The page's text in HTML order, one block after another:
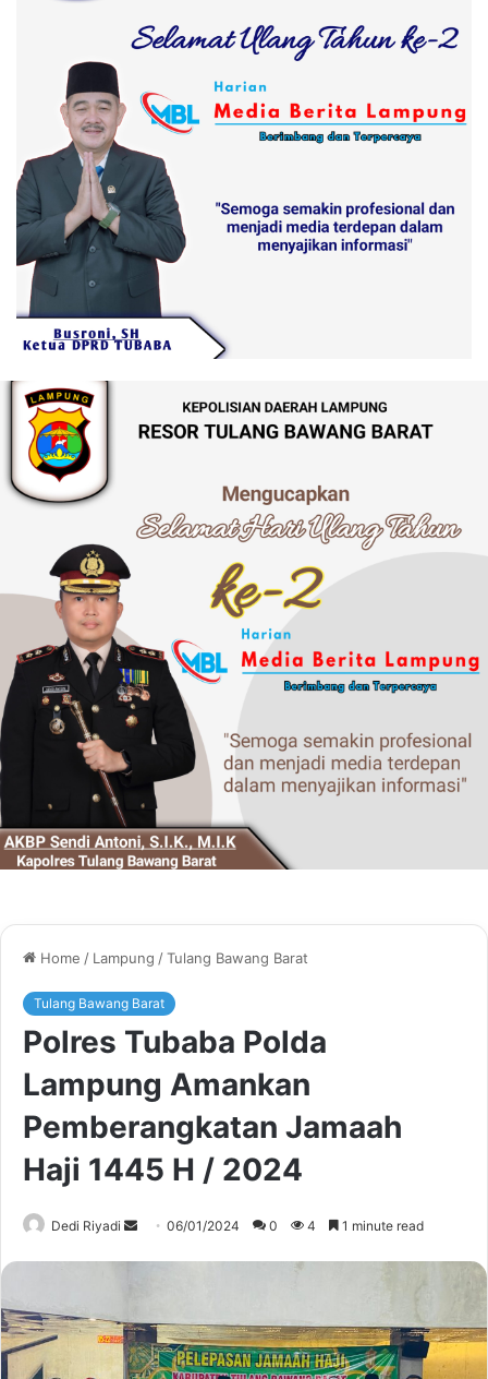
Home / Lampung /Tulang Bawang Barat
Tulang Bawang Barat
Polres Tubaba Polda
Lampung Amankan
Pemberangkatan Jamaah
Haji 1445 H / 2024
Dedi Riyadi
Send06/01/2024 0 4 1 minute read